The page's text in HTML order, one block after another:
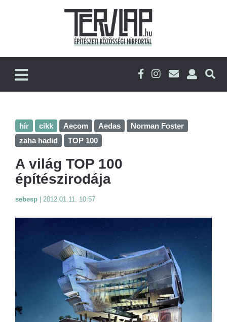
hír cikk Aecom Aedas
Norman Foster
zaha hadid
TOP 100
A világ TOP 100
építészirodája
sebesp 2012.01.11. 10:57